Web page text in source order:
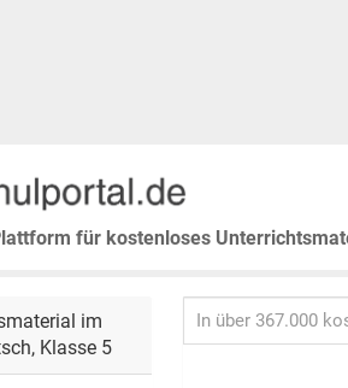
für kostenloses
im
Klasse 5